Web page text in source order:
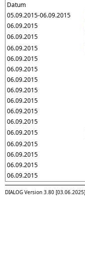
Datum
05.09.2015-06.09.2015
06.09.2015
06.09.2015
06.09.2015
06.09.2015
06.09.2015
06.09.2015
06.09.2015
06.09.2015
06.09.2015
06.09.2015
06.09.2015
06.09.2015
06.09.2015
06.09.2015
06.09.2015
DIALOG Version 3.80